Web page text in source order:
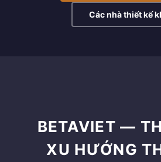
Các nhà thiết kế
BETAVIET —
XU HƯỚNG